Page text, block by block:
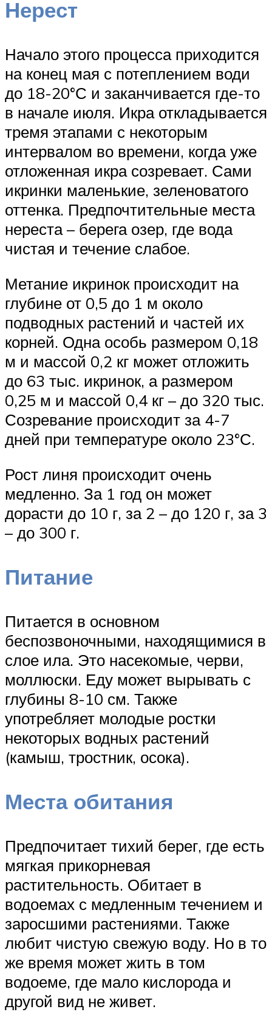
Нерест
Начало этого процесса приходится
на конец мая с потеплением води
до 18-20°С и заканчивается где-то
в начале июля. Икра откладывается
тремя этапами с некоторым
интервалом во времени, когда уже
отложенная икра созревает. Сами
икринки маленькие, зеленоватого
оттенка. Предпочтительные места
нереста – берега озер, где вода
чистая и течение слабое.
Метание икринок происходит на
глубине от 0,5 до 1 м около
подводных растений и частей их
корней. Одна особь размером 0,18
м и массой 0,2 кг может отложить
до 63 тыс. икринок, а размером
0,25 м и массой 0,4 кг – до 320 тыс.
Созревание происходит за 4-7
дней при температуре около 23°С.
Рост линя происходит очень
медленно. За 1 год он может
дорасти до 10 г, за 2 – до 120 г, за 3
– до 300 г.
Питание
Питается в основном
беспозвоночными, находящимися в
слое ила. Это насекомые, черви,
моллюски. Еду может вырывать с
глубины 8-10 см. Также
употребляет молодые ростки
некоторых водных растений
(камыш, тростник, осока).
Места обитания
Предпочитает тихий берег, где есть
мягкая прикорневая
растительность. Обитает в
водоемах с медленным течением и
заросшими растениями. Также
любит чистую свежую воду. Но в то
же время может жить в том
водоеме, где мало кислорода и
другой вид не живет.